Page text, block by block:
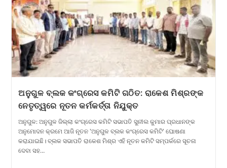
ଅନୁଗୁଳ ବ୍ଲକ କଂଗ୍ରେସ କମିଟି ଗଠିତ: ରାକେଶ ମିଶ୍ରଙ୍କ
ନେତୃତ୍ୱରେ ନୂତନ କର୍ମକର୍ତ୍ତା ନିଯୁକ୍ତ
ଅନୁଗୁଳ: ଅନୁଗୁଳ ଜିଲ୍ଲା କଂଗ୍ରେସ କମିଟି ସଭାପତି ସୁନୀଲ କୁମାର ପ୍ରଧାନଙ୍କ
ଅନୁମୋଦନ କ୍ରମେ ଆଜି ନୂତନ 'ଅନୁଗୁଳ ବ୍ଲକ କଂଗ୍ରେସ କମିଟି' ଘୋଷଣା
କରାଯାଇଛି। ବ୍ଲକ ସଭାପତି ରାକେଶ ମିଶ୍ର ଏହି ନୂତନ କମିଟି ସମ୍ପର୍କରେ ସୂଚନା
ଦେବା ସହ…